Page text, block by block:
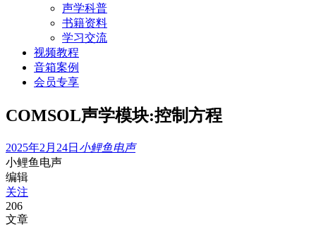
声学科普
书籍资料
学习交流
视频教程
音箱案例
会员专享
COMSOL声学模块:控制方程
2025年2月24日 小鲤鱼电声
小鲤鱼电声
编辑
关注
206
文章